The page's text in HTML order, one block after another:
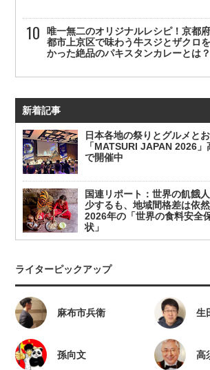
唯一無二のオリジナルレシピ！京都
都市上京区で味わう牛スジとザクロ
かった絶品のパキスタンカレーとは？
新着記事
日本各地の祭りとグルメと
「MATSURI JAPAN 2026
で開催中
国連リポート：世界の飢餓
少するも、地域間格差は依
2026年の「世界の食料安全
状」
ライターピックアップ
麻布市兵衛 生
孫向文 高